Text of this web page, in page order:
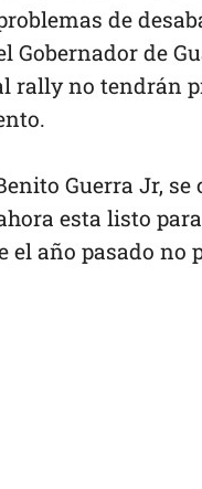
de
Gobernador de
rally no tendrán
Guerra Jr, se
esta listo
el año pasado no